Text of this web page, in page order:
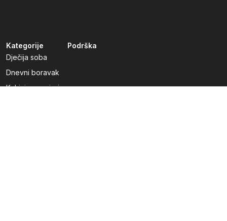
Kategorije
Dječija soba
Dnevni boravak
Kuhinje po mjeri
Podrška